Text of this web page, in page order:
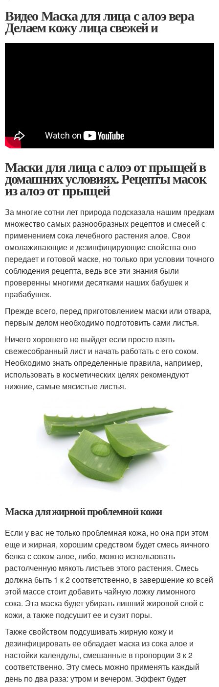
Видео Маска для лица с алоэ вера
Делаем кожу лица свежей и
Маски для лица с алоэ от прыщей в
домашних условиях. Рецепты масок
из алоэ от прыщей
За многие сотни лет природа подсказала нашим предкам
множество самых разнообразных рецептов и смесей с
применением сока лечебного растения алое. Свои
омолаживающие и дезинфицирующие свойства оно
передает и готовой маске, но только при условии точного
соблюдения рецепта, ведь все эти знания были
проверенны многими десятками наших бабушек и
прабабушек.
Прежде всего, перед приготовлением маски или отвара,
первым делом необходимо подготовить сами листья.
Ничего хорошего не выйдет если просто взять
свежесобранный лист и начать работать с его соком.
Необходимо знать определенные правила, например,
использовать в косметических целях рекомендуют
нижние, самые мясистые листья.
Маска для жирной проблемной кожи
Если у вас не только проблемная кожа, но она при этом
еще и жирная, хорошим средством будет смесь яичного
белка с соком алое, либо, можно использовать
растолченную мякоть листьев этого растения. Смесь
должна быть 1 к 2 соответственно, в завершение ко всей
этой массе стоит добавить чайную ложку лимонного
сока. Эта маска будет убирать лишний жировой слой с
кожи, а также подсушит ее и сузит поры.
Также свойством подсушивать жирную кожу и
дезинфицировать ее обладает маска из сока алое и
настойки календулы, смешанные в пропорции 3 к 2
соответственно. Эту смесь можно применять каждый
день по два раза: утром и вечером. Эффект будет